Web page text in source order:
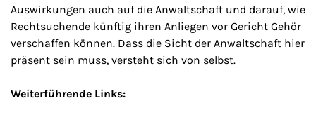
Auswirkungen auch auf die Anwaltschaft und darauf, wie
Rechtsuchende künftig ihren Anliegen vor Gericht Gehör
verschaffen können. Dass die Sicht der Anwaltschaft hier
präsent sein muss, versteht sich von selbst.
Weiterführende Links: